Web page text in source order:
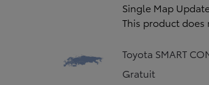
Single Map
This product does
Toyota SMART
Gratuit